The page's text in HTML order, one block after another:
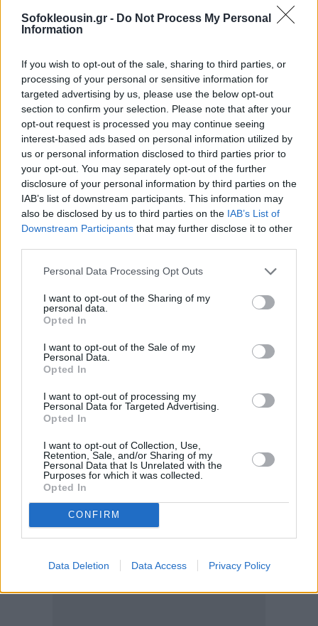
Sofokleousin.gr - Do Not Process My Personal
Information
If you wish to opt-out of the sale, sharing to third parties, or
processing of your personal or sensitive information for
targeted advertising by us, please use the below opt-out
section to confirm your selection. Please note that after your
opt-out request is processed you may continue seeing
interest-based ads based on personal information utilized by
us or personal information disclosed to third parties prior to
your opt-out. You may separately opt-out of the further
disclosure of your personal information by third parties on the
IAB’s list of downstream participants. This information may
also be disclosed by us to third parties on the IAB’s List of
Downstream Participants that may further disclose it to other
Personal Data Processing Opt Outs
I want to opt-out of the Sharing of my
personal data.
Opted In
I want to opt-out of the Sale of my
Personal Data.
Opted In
I want to opt-out of processing my
Personal Data for Targeted Advertising.
Opted In
I want to opt-out of Collection, Use,
Retention, Sale, and/or Sharing of my
Personal Data that Is Unrelated with the
Purposes for which it was collected.
Opted In
CONFIRM
Data Deletion Data Access Privacy Policy
Σημειώνεται ότι οι ανωτέρω ημερομηνίες είναι
εξαρτάται από πολλούς αστάθμητους παράγοντες
υπάρξει ενημέρωση του επενδυτικού κοινού με
σχετική ανακοίνωση, όπως προβλέπεται.
Διοικητικό Συμβούλιο της Επιτροπής Κεφαλαιαγοράς
στις 27.12.2024, θα είναι διαθέσιμο στο επενδυτικό
κοινό, σύμφωνα με το άρθρο 21 παρ. 2 του
Κανονισμού (ΕΕ) 2017/1129, όπως ισχύει, σε
ηλεκτρονική μορφή στις ακόλουθες ιστοσελίδες: